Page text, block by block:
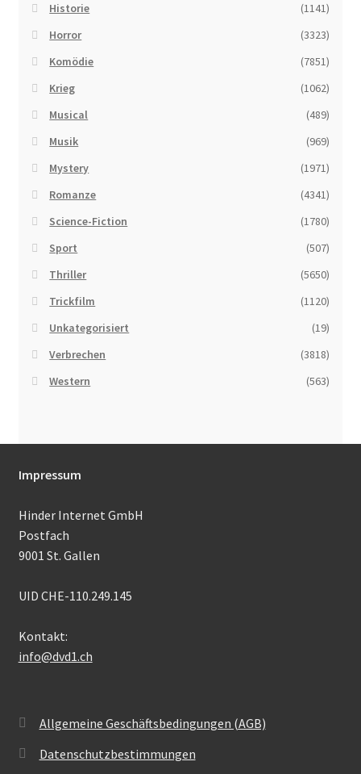
Historie
(1141)
Horror
(3323)
Komödie
(7851)
Krieg
(1062)
Musical
(489)
Musik
(969)
Mystery
(1971)
Romanze
(4341)
Science-Fiction
(1780)
Sport
(507)
Thriller
(5650)
Trickfilm
(1120)
Unkategorisiert
(19)
Verbrechen
(3818)
Western
(563)
Impressum
Hinder Internet GmbH
Postfach
9001 St. Gallen
UID CHE-110.249.145
Kontakt:
info@dvd1.ch
Allgemeine Geschäftsbedingungen (AGB)
Datenschutzbestimmungen